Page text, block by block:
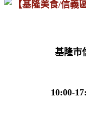
基隆市
10:00-